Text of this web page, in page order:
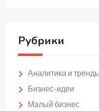
Рубрики
Аналитика и
Бизнес-идеи
Малый бизнес